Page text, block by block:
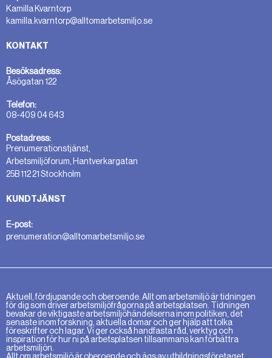
Kamilla Kvarntorp
kamilla.kvarntorp@alltomarbetsmiljo.se
KONTAKT
Besöksadress:
Åsögatan 122
Telefon:
08-409 04 643
Postadress:
Prenumerationstjänst,
Arbetsmiljöforum, Hantverkargatan
25B 112 21 Stockholm
KUNDTJÄNST
E-post:
prenumeration@alltomarbetsmiljo.se
Aktuell, fördjupande och oberoende. Allt om arbetsmiljö är tidningen
för dig som driver arbetsmiljöfrågorna på arbetsplatsen. Tidningen
bevakar de viktigaste arbetsmiljöhändelserna inom politiken, det
senaste inom forskning, aktuella domar och ger hjälp att tolka
föreskrifter och lagar. Vi ger också handfasta råd, verktyg och
inspiration för hur ni på arbetsplatsen tillsammans kan förbättra
arbetsmiljön.
Allt om arbetsmiljö är oberoende och ägs av utbildningsföretaget